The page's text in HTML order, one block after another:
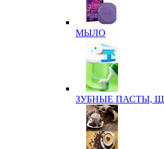
МЫЛО
ЗУБНЫЕ ПАСТЫ,